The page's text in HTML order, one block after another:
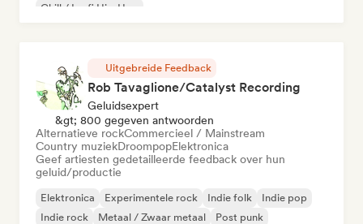
Chill / Lo-fi Hip-Hop
Uitgebreide Feedback
Rob Tavaglione/Catalyst Recording
Geluidsexpert
&gt; 800 gegeven antwoorden
Alternatieve rockCommercieel / Mainstream
Country muziekDroompopElektronica
Geef artiesten gedetailleerde feedback over hun
geluid/productie
Elektronica Experimentele rock Indie folk
Indie pop
Indie rock
Metaal / Zwaar metaal
Post punk